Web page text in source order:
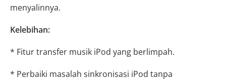
menyalinnya.
Kelebihan:
* Fitur transfer musik iPod yang berlimpah.
* Perbaiki masalah sinkronisasi iPod tanpa